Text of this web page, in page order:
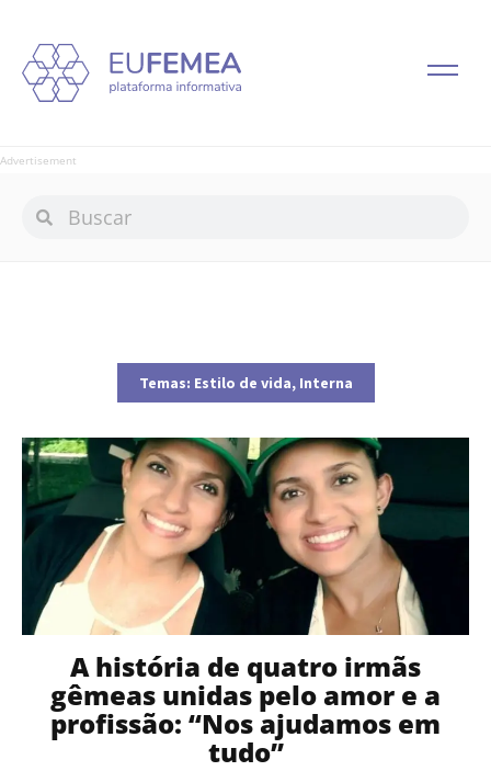
Advertisement
Temas: Estilo de vida, Interna
A história de quatro irmãs
gêmeas unidas pelo amor e a
profissão: “Nos ajudamos em
tudo”